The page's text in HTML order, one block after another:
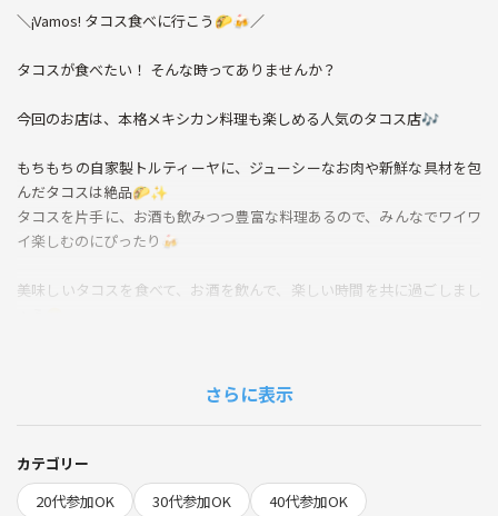
＼¡Vamos! タコス食べに行こう🌮🍻／
タコスが食べたい！ そんな時ってありませんか？
今回のお店は、本格メキシカン料理も楽しめる人気のタコス店🎶
もちもちの自家製トルティーヤに、ジューシーなお肉や新鮮な具材を包
んだタコスは絶品🌮✨
タコスを片手に、お酒も飲みつつ豊富な料理あるので、みんなでワイワ
イ楽しむのにぴったり🍻
美味しいタコスを食べて、お酒を飲んで、楽しい時間を共に過ごしまし
・美味しいものが好き
・気軽にご飯や飲みを楽しみたい
さらに表示
カテゴリー
20代参加OK
30代参加OK
40代参加OK